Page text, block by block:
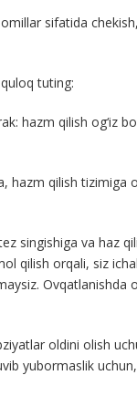
sifatida
tuting:
hazm qilish og‘iz
hazm qilish tizimiga
singishiga va haz
qilish orqali, siz
Ovqatlanishda
oldini olish
yubormaslik